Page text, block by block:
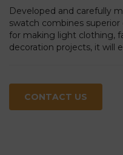
Developed and carefully
swatch combines
for making light clothing,
decoration projects, it will
CONTACT US